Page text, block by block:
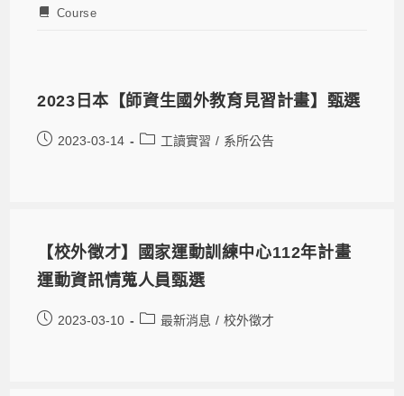
Course
2023日本【師資生國外教育見習計畫】甄選
2023-03-14 工讀實習 / 系所公告
【校外徵才】國家運動訓練中心112年計畫
運動資訊情蒐人員甄選
2023-03-10 最新消息 / 校外徵才